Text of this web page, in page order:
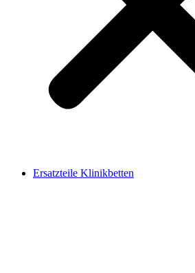
Ersatzteile Klinikbetten